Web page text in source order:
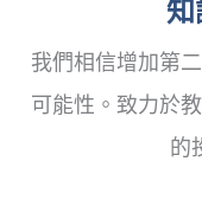
知
我們相信增加第
可能性。致力於
的